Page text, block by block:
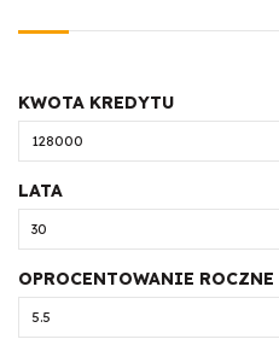
KWOTA KREDYTU
LATA
OPROCENTOWANIE ROCZNE